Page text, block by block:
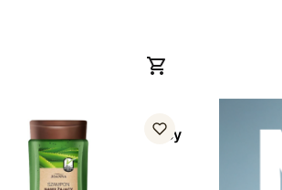
Szampon nawilżający
ml